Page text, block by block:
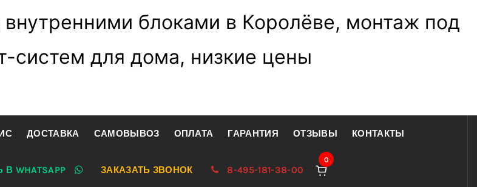
блоками в Королёве, монтаж под
систем для дома, низкие цены
ДОСТАВКА САМОВЫВОЗ ОПЛАТА ГАРАНТИЯ ОТЗЫВЫ КОНТАКТЫ
WHATSAPP ЗАКАЗАТЬ ЗВОНОК 8-495-181-38-00
0